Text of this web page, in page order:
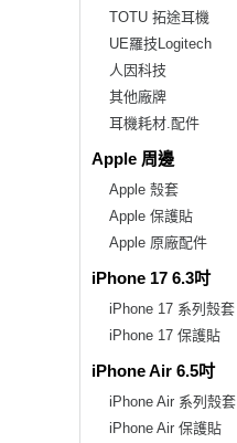
TOTU 拓途耳機
UE羅技Logitech
人因科技
其他廠牌
耳機耗材.配件
Apple 周邊
Apple 殼套
Apple 保護貼
Apple 原廠配件
iPhone 17 6.3吋
iPhone 17 系列殼套
iPhone 17 保護貼
iPhone Air 6.5吋
iPhone Air 系列殼套
iPhone Air 保護貼